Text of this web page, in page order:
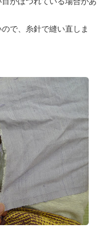
o
で、糸針で縫い直しま